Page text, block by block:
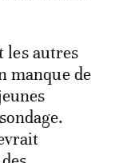
les autres
manque de